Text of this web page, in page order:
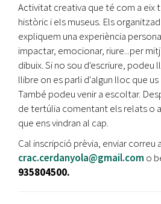
Activitat creativa que té com a eix
històric i els museus. Els
expliquem una experiència
impactar, emocionar, riure...per
dibuix. Si no sou d'escriure, podeu
llibre on es parli d'algun lloc que
També podeu venir a escoltar.
de tertúlia comentant els relats o
que ens vindran al cap.
Cal inscripció prèvia, enviar correu
crac.cerdanyola@gmail.com o
935804500.